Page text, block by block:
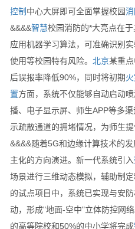
控制 中心大屏即可全面掌握校园
&&&&智慧校园消防的*大亮点在
应用机器学习算法，可准确识别
使用等校园特有风险。 北京某重
后误报率降低90%，同时将初期
置方面，系统不仅能够自动启动
播、电子显示屏、师生APP等多
示疏散通道的拥堵情况，为师生提
&&&&随着5G和边缘计算技术的发
主化的方向演进。新一代系统引入
场景进行三维动态模拟，辅助制
的试点项目中，系统已实现与安
动，形成"地面-空中"立体防控网
的高等院校和50%的中小学将完成